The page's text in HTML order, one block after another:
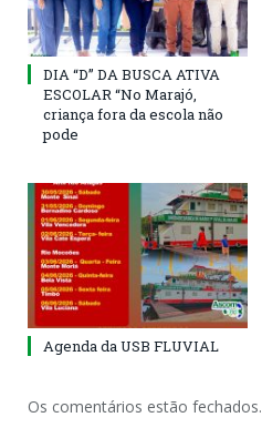
DIA “D” DA BUSCA ATIVA
ESCOLAR “No Marajó,
criança fora da escola não
pode
Agenda da USB FLUVIAL
Os comentários estão fechados.